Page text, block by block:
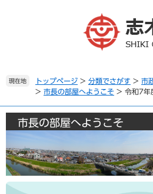
。
て
文
現在地 トップページ > 分類でさがす > 市
> 市長の部屋へようこそ > 令和7年
市長の部屋へようこそ
本